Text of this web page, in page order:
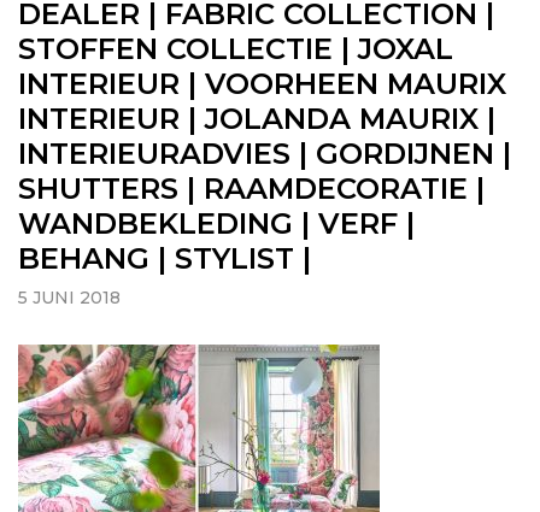
DEALER | FABRIC COLLECTION |
STOFFEN COLLECTIE | JOXAL
INTERIEUR | VOORHEEN MAURIX
INTERIEUR | JOLANDA MAURIX |
INTERIEURADVIES | GORDIJNEN |
SHUTTERS | RAAMDECORATIE |
WANDBEKLEDING | VERF |
BEHANG | STYLIST |
5 JUNI 2018